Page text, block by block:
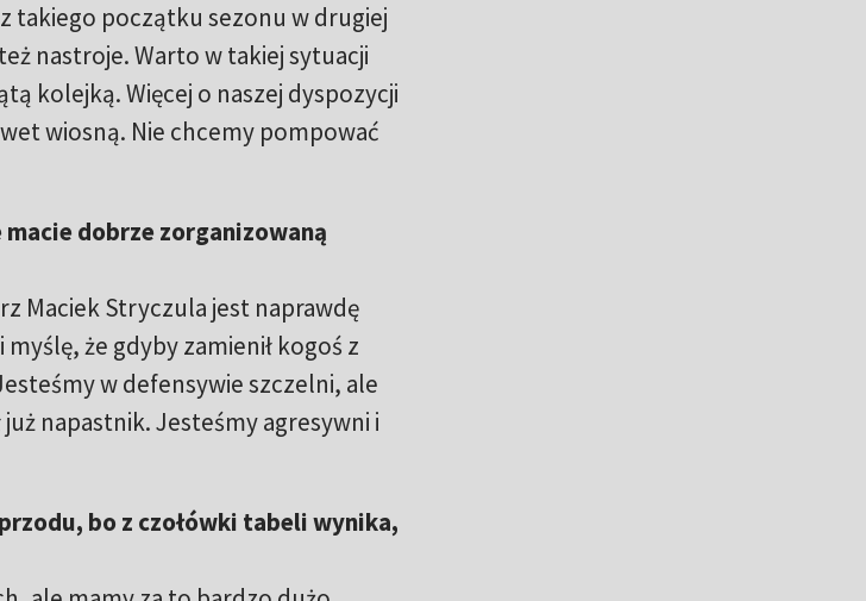
takiego początku sezonu w drugiej
nastroje. Warto w takiej sytuacji
kolejką. Więcej o naszej dyspozycji
wiosną. Nie chcemy pompować
macie dobrze zorganizowaną
Maciek Stryczula jest naprawdę
że gdyby zamienił kogoś z
w defensywie szczelni, ale
napastnik. Jesteśmy agresywni i
bo z czołówki tabeli wynika,